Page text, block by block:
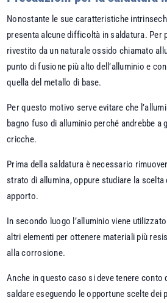
Nonostante le sue caratteristiche
presenta alcune difficoltà in saldatura. Per
rivestito da un naturale ossido chiamato
punto di fusione più alto dell’alluminio e
quella del metallo di base.
Per questo motivo serve evitare che
bagno fuso di alluminio perché andrebbe a
cricche.
Prima della saldatura è necessario
strato di allumina, oppure studiare la
apporto.
In secondo luogo l’alluminio viene
altri elementi per ottenere materiali più
alla corrosione.
Anche in questo caso si deve tenere conto
saldare eseguendo le opportune scelte dei